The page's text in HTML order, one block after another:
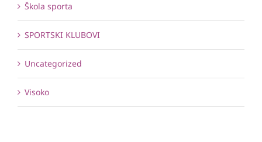
Škola sporta
SPORTSKI KLUBOVI
Uncategorized
Visoko